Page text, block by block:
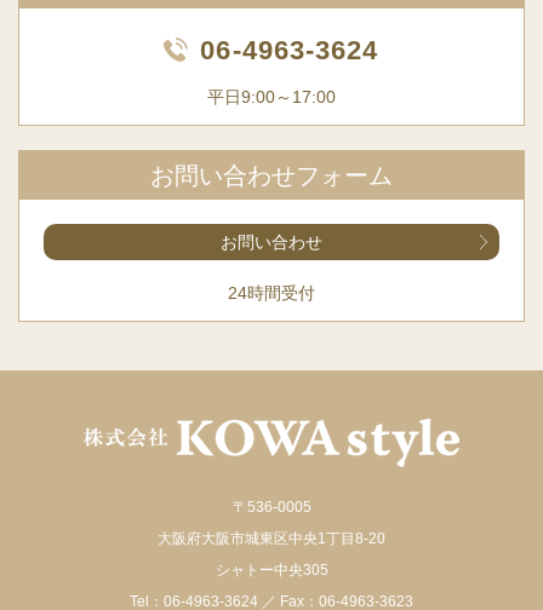
06-4963-3624
平日9:00～17:00
お問い合わせフォーム
お問い合わせ
24時間受付
〒536-0005
大阪府大阪市城東区中央1丁目8-20
シャトー中央305
Tel： 06-4963-3624 ／ Fax：06-4963-3623